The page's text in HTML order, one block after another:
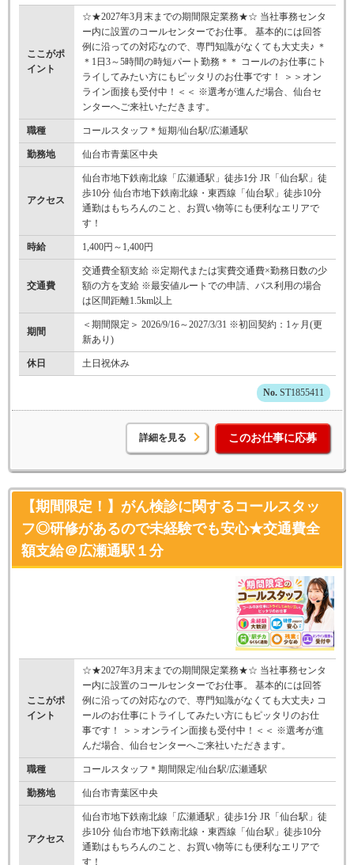
ここがポ
イント
☆★2027年3月末までの期間限定業務★☆ 当社事務センタ
ー内に設置のコールセンターでお仕事。 基本的には回答
例に沿っての対応なので、専門知識がなくても大丈夫♪ ＊
＊1日3～5時間の時短パート勤務＊＊ コールのお仕事にト
ライしてみたい方にもピッタリのお仕事です！ ＞＞オン
ライン面接も受付中！＜＜ ※選考が進んだ場合、仙台セ
ンターへご来社いただきます。
職種 コールスタッフ＊短期/仙台駅/広瀬通駅
勤務地 仙台市青葉区中央
アクセス
仙台市地下鉄南北線「広瀬通駅」徒歩1分 JR「仙台駅」徒
歩10分 仙台市地下鉄南北線・東西線「仙台駅」徒歩10分
通勤はもちろんのこと、お買い物等にも便利なエリアで
す！
時給 1,400円～1,400円
交通費
交通費全額支給 ※定期代または実費交通費×勤務日数の少
額の方を支給 ※最安値ルートでの申請、バス利用の場合
は区間距離1.5km以上
期間
＜期間限定＞ 2026/9/16～2027/3/31 ※初回契約：1ヶ月(更
新あり)
休日 土日祝休み
ST1855411
詳細を見る このお仕事に応募
【期間限定！】がん検診に関するコールスタッ
フ◎研修があるので未経験でも安心★交通費全
額支給＠広瀬通駅１分
ここがポ
イント
☆★2027年3月末までの期間限定業務★☆ 当社事務センタ
ー内に設置のコールセンターでお仕事。 基本的には回答
例に沿っての対応なので、専門知識がなくても大丈夫♪ コ
ールのお仕事にトライしてみたい方にもピッタリのお仕
事です！ ＞＞オンライン面接も受付中！＜＜ ※選考が進
んだ場合、仙台センターへご来社いただきます。
職種 コールスタッフ＊期間限定/仙台駅/広瀬通駅
勤務地 仙台市青葉区中央
アクセス
仙台市地下鉄南北線「広瀬通駅」徒歩1分 JR「仙台駅」徒
歩10分 仙台市地下鉄南北線・東西線「仙台駅」徒歩10分
通勤はもちろんのこと、お買い物等にも便利なエリアで
す！